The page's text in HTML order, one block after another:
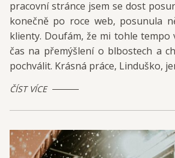
pracovní stránce jsem se dost
konečně po roce web, posunula
klienty. Doufám, že mi tohle tempo
čas na přemýšlení o blbostech a
pochválit. Krásná práce, Linduško,
ČÍST VÍCE